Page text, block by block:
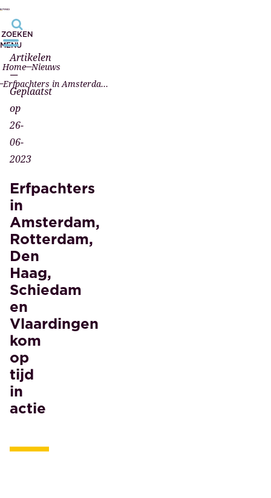
ZOEKEN
MENU
Home Nieuws
Erfpachters in Amsterdam, Rotterdam, Den Haag, Schiedam en Vlaardingen kom op tijd in actie
Artikelen
—
Geplaatst
op
26-
06-
2023
Erfpachters
in
Amsterdam,
Rotterdam,
Den
Haag,
Schiedam
en
Vlaardingen
kom
op
tijd
in
actie